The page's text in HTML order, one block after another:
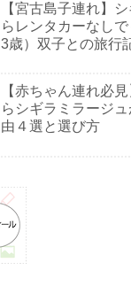
【宮古島子連れ】
らレンタカーなし
3歳）双子との旅行
【赤ちゃん連れ必
らシギラミラージ
由４選と選び方